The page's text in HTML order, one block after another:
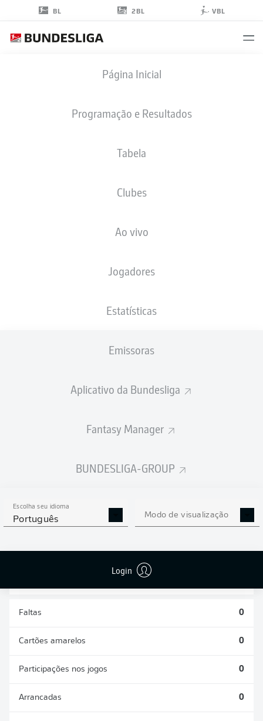
BL 2BL VBL
Página Inicial
Programação e Resultados
Tabela
Clubes
Ao vivo
Jogadores
Estatísticas
Emissoras
Aplicativo da Bundesliga
Fantasy Manager
BUNDESLIGA-GROUP
Escolha seu idioma
Português Modo de visualização
Login
ESTATÍSTICAS DA
TEMPORADA 2020/2021
Faltas 0
Cartões amarelos 0
Participações nos jogos 0
Arrancadas 0